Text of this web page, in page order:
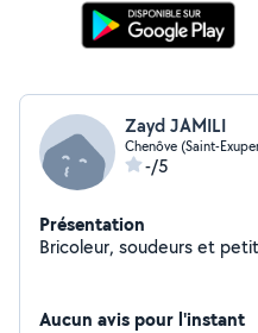
Zayd JAMILI
Chenôve (Saint-
-/5
Présentation
Bricoleur, soudeurs et
Aucun avis pour l'instant